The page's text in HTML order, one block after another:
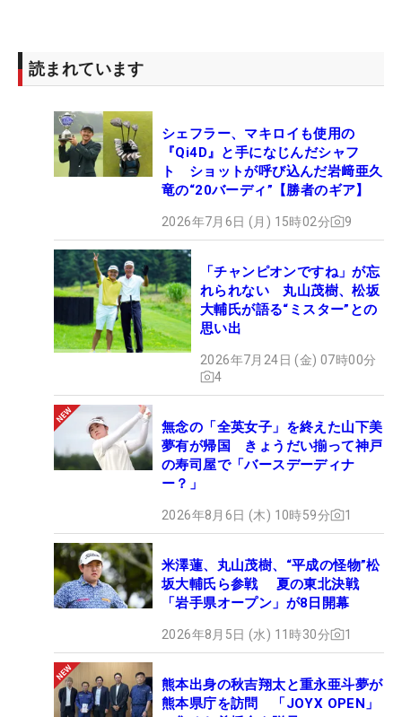
読まれています
シェフラー、マキロイも使用の
『Qi4D』と手になじんだシャフ
ト ショットが呼び込んだ岩﨑亜久
竜の“20バーディ”【勝者のギア】
2026年7月6日 (月) 15時02分 9
「チャンピオンですね」が忘
れられない 丸山茂樹、松坂
大輔氏が語る“ミスター”との
思い出
2026年7月24日 (金) 07時00分
4
無念の「全英女子」を終えた山下美
夢有が帰国 きょうだい揃って神戸
の寿司屋で「バースデーディナ
ー？」
2026年8月6日 (木) 10時59分 1
米澤蓮、丸山茂樹、“平成の怪物”松
坂大輔氏ら参戦 夏の東北決戦
「岩手県オープン」が8日開幕
2026年8月5日 (水) 11時30分 1
熊本出身の秋吉翔太と重永亜斗夢が
熊本県庁を訪問 「JOYX OPEN」